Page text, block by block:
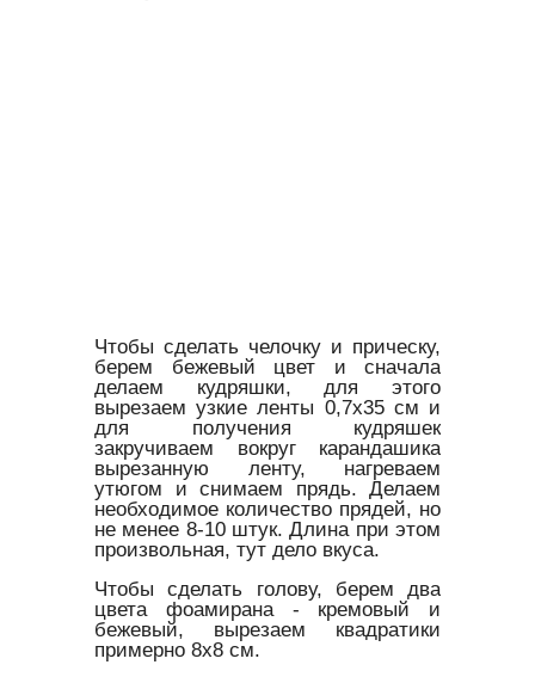
Чтобы сделать челочку и прическу,
берем бежевый цвет и сначала
делаем кудряшки, для этого
вырезаем узкие ленты 0,7х35 см и
для получения кудряшек
закручиваем вокруг карандашика
вырезанную ленту, нагреваем
утюгом и снимаем прядь. Делаем
необходимое количество прядей, но
не менее 8-10 штук. Длина при этом
произвольная, тут дело вкуса.
Чтобы сделать голову, берем два
цвета фоамирана - кремовый и
бежевый, вырезаем квадратики
примерно 8х8 см.